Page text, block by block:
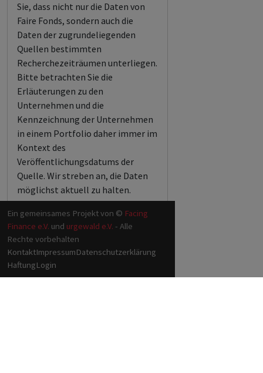
Sie, dass nicht nur die Daten von
Faire Fonds, sondern auch die
Daten der zugrundeliegenden
Quellen bestimmten
Recherchezeiträumen unterliegen.
Bitte betrachten Sie die
Erläuterungen zu den
Unternehmen und die
Kennzeichnung der Unternehmen
in einem Portfolio daher immer im
Kontext des
Veröffentlichungsdatums der
Quelle. Wir streben an, die Daten
möglichst aktuell zu halten.
Ein gemeinsames Projekt von © Facing
Finance e.V. und urgewald e.V. - Alle
Rechte vorbehalten
KontaktImpressumDatenschutzerklärung
HaftungLogin